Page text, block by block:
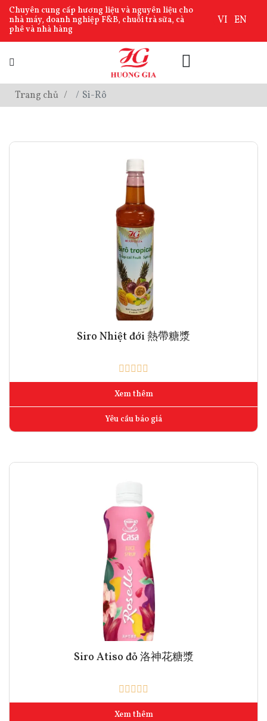
Chuyên cung cấp hương liệu và nguyên liệu cho
nhà máy, doanh nghiệp F&B, chuỗi trà sữa, cà
phê và nhà hàng
VI EN
Trang chủ Si-Rô
Siro Nhiệt đới 熱帶糖漿
Xem thêm
Yêu cầu báo giá
Siro Atiso đỏ 洛神花糖漿
Xem thêm